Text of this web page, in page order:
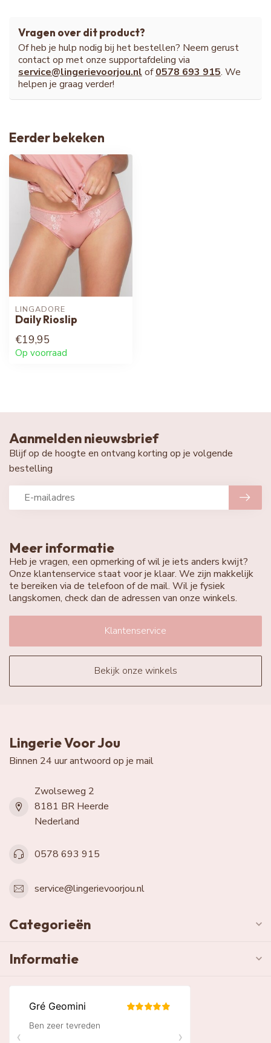
Vragen over dit product?
Of heb je hulp nodig bij het bestellen? Neem gerust
contact op met onze supportafdeling via
service@lingerievoorjou.nl of0578 693 915. We
helpen je graag verder!
Eerder bekeken
LINGADORE
Daily Rioslip
€19,95
Op voorraad
Meer informatie
Heb je vragen, een opmerking of wil je iets anders kwijt?
Onze klantenservice staat voor je klaar. We zijn makkelijk
te bereiken via de telefoon of de mail. Wil je fysiek
langskomen, check dan de adressen van onze winkels.
Klantenservice
Bekijk onze winkels
Aanmelden nieuwsbrief
Blijf op de hoogte en ontvang korting op je volgende
bestelling
Lingerie Voor Jou
Binnen 24 uur antwoord op je mail
Zwolseweg 2
8181 BR Heerde
Nederland
0578 693 915
service@lingerievoorjou.nl
Categorieën
Informatie